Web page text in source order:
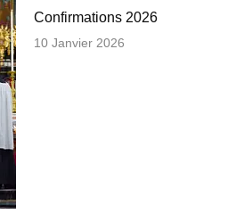
Confirmations 2026
10 Janvier 2026